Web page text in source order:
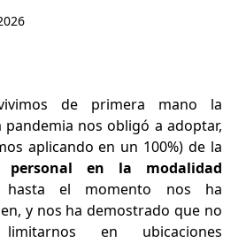
de primera mano la
pandemia nos obligó a adoptar,
aplicando en un 100%) de la
personal en la modalidad
el momento nos ha
y nos ha demostrado que no
en ubicaciones